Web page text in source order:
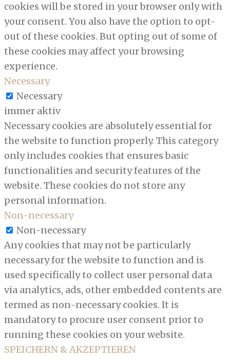
cookies will be stored in your browser only with
your consent. You also have the option to opt-
out of these cookies. But opting out of some of
these cookies may affect your browsing
experience.
Necessary
Necessary
immer aktiv
Necessary cookies are absolutely essential for
the website to function properly. This category
only includes cookies that ensures basic
functionalities and security features of the
website. These cookies do not store any
personal information.
Non-necessary
Non-necessary
Any cookies that may not be particularly
necessary for the website to function and is
used specifically to collect user personal data
via analytics, ads, other embedded contents are
termed as non-necessary cookies. It is
mandatory to procure user consent prior to
running these cookies on your website.
SPEICHERN & AKZEPTIEREN